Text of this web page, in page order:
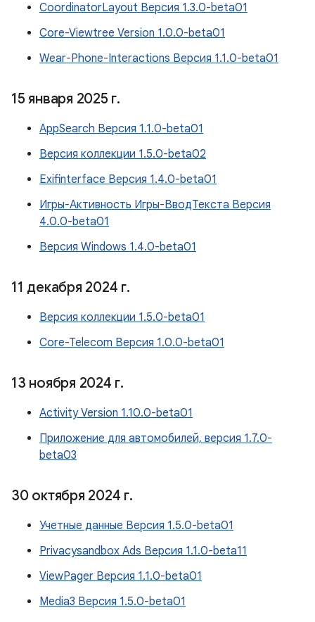
CoordinatorLayout Версия 1.3.0-beta01
Core-Viewtree Version 1.0.0-beta01
Wear-Phone-Interactions Версия 1.1.0-beta01
15 января 2025 г.
AppSearch Версия 1.1.0-beta01
Версия коллекции 1.5.0-beta02
Exifinterface Версия 1.4.0-beta01
Игры-Активность Игры-ВводТекста Версия
4.0.0-beta01
Версия Windows 1.4.0-beta01
11 декабря 2024 г.
Версия коллекции 1.5.0-beta01
Core-Telecom Версия 1.0.0-beta01
13 ноября 2024 г.
Activity Version 1.10.0-beta01
Приложение для автомобилей, версия 1.7.0-
beta03
30 октября 2024 г.
Учетные данные Версия 1.5.0-beta01
Privacysandbox Ads Версия 1.1.0-beta11
ViewPager Версия 1.1.0-beta01
Media3 Версия 1.5.0-beta01